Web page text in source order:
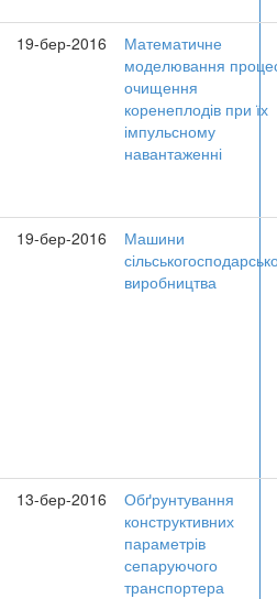
19-бер-2016
Математичне
моделювання
очищення
коренеплодів при їх
імпульсному
навантаженні
19-бер-2016
Машини
виробництва
13-бер-2016
Обґрунтування
конструктивних
параметрів
сепаруючого
транспортера